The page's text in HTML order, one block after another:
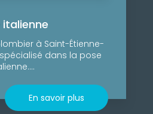
à Saint-Étienne-
dans la pose
En savoir plus